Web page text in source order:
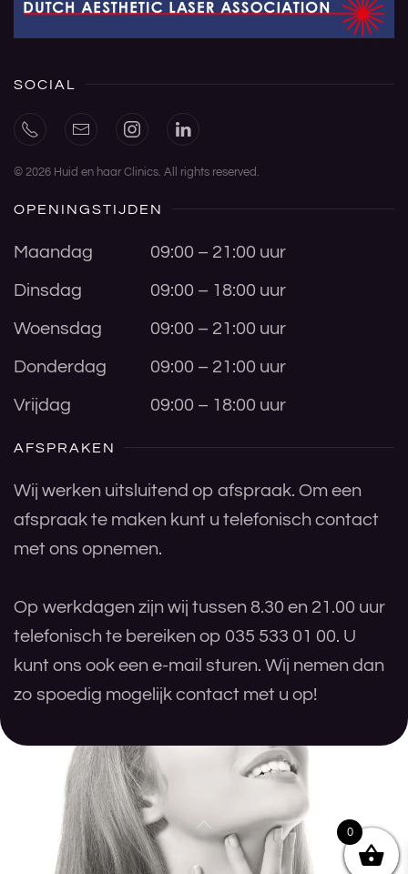
SOCIAL
© 2026 Huid en haar Clinics. All rights reserved.
OPENINGSTIJDEN
Maandag 09:00 – 21:00 uur
Dinsdag 09:00 – 18:00 uur
Woensdag 09:00 – 21:00 uur
Donderdag 09:00 – 21:00 uur
Vrijdag 09:00 – 18:00 uur
AFSPRAKEN
Wij werken uitsluitend op afspraak. Om een
afspraak te maken kunt u telefonisch contact
met ons opnemen.
Op werkdagen zijn wij tussen 8.30 en 21.00 uur
telefonisch te bereiken op 035 533 01 00. U
kunt ons ook een e-mail sturen. Wij nemen dan
zo spoedig mogelijk contact met u op!
0